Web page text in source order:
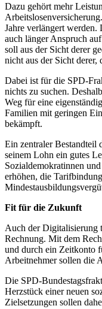
Dazu gehört mehr
Jahre verlängert werden.
auch länger Anspruch
soll aus der Sicht derer
nicht aus der Sicht derer,
Dabei ist für die SPD-
nichts zu suchen.
Weg für eine
Familien mit geringen
bekämpft.
Ein zentraler Bestandteil
seinem Lohn ein gutes
Sozialdemokratinnen
erhöhen, die
Fit für die Zukunft
Auch der Digitalisierung
Rechnung. Mit dem
und durch ein Zeitkonto
Arbeitnehmer sollen die
Die SPD-
Herzstück einer neuen
Zielsetzungen sollen